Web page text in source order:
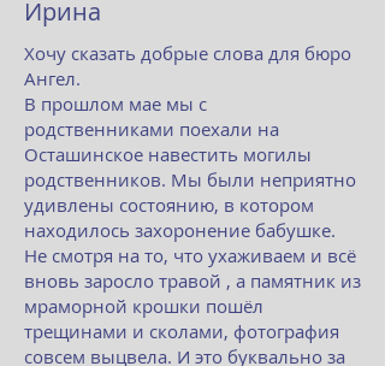
Ирина
Хочу сказать добрые слова для бюро
Ангел.
В прошлом мае мы с
родственниками поехали на
Осташинское навестить могилы
родственников. Мы были неприятно
удивлены состоянию, в котором
находилось захоронение бабушке.
Не смотря на то, что ухаживаем и всё
вновь заросло травой , а памятник из
мраморной крошки пошёл
трещинами и сколами, фотография
совсем выцвела. И это буквально за